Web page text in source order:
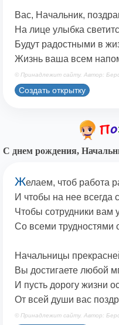
Вас, Начальник,
На лице улыбка
Будут радостными в
Жизнь ваша всем
© Принадлежит сайту. Автор:
Создать открытку
С днем рождения,
Желаем, чтоб работа
И чтобы на нее всегда
Чтобы сотрудники вам
Со всеми трудностями
Начальницы
Вы достигаете любой
И пусть дорогу жизни
От всей души вас
© Принадлежит сайту. Автор: